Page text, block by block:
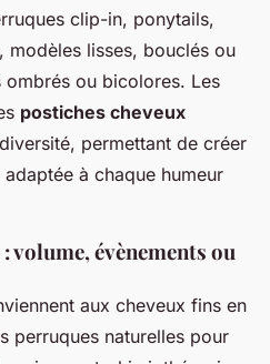
clip-in, ponytails,
lisses, bouclés ou
ombrés ou bicolores. Les
postiches cheveux
permettant de créer
adaptée à chaque humeur
volume, évènements ou
aux cheveux fins en
perruques naturelles pour